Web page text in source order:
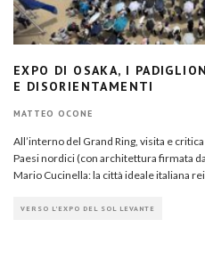
EXPO DI OSAKA, I
E DISORIENTAMENTI
MATTEO OCONE
All’interno del Grand Ring, visita e
Paesi nordici (con architettura firmata
Mario Cucinella: la città ideale italiana
VERSO L'EXPO DEL SOL LEVANTE